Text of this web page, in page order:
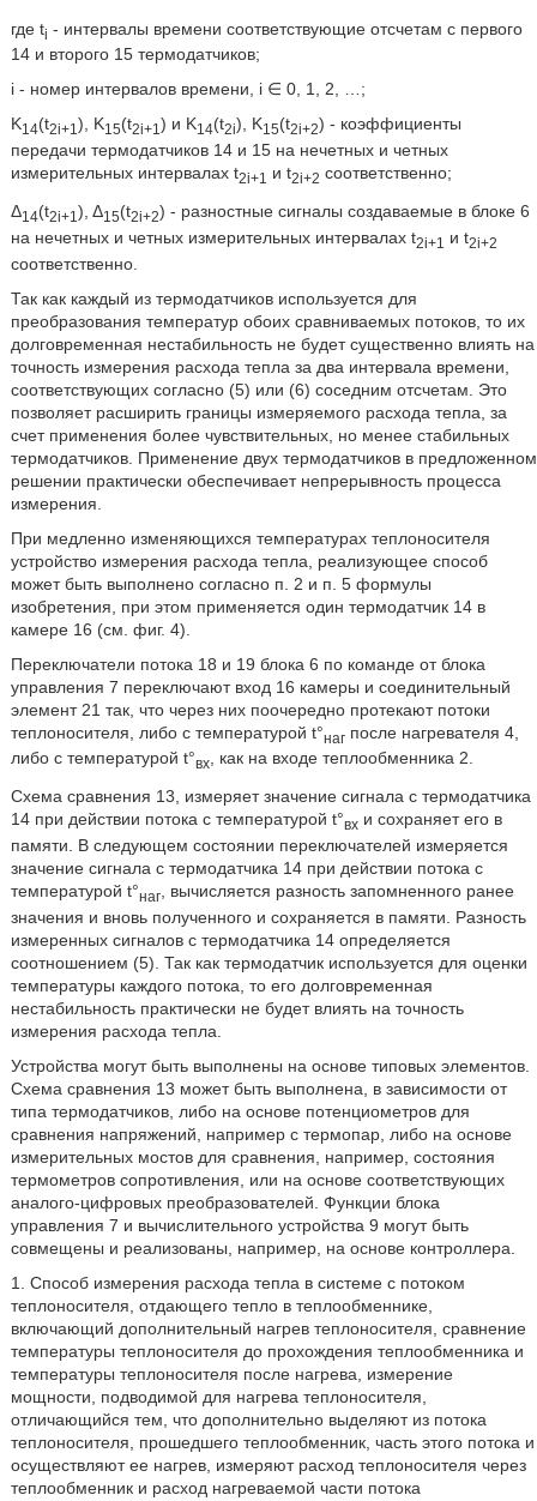
где ti - интервалы времени соответствующие отсчетам с первого
14 и второго 15 термодатчиков;
i - номер интервалов времени, i ∈ 0, 1, 2, …;
K14(t2i+1 ), K15(t2i+1 ) и K14(t2i), K15(t2i+2) - коэффициенты
передачи термодатчиков 14 и 15 на нечетных и четных
измерительных интервалах t2i+1 и t2i+2 соответственно;
Δ14(t2i+1 ), Δ15(t2i+2) - разностные сигналы создаваемые в блоке 6
на нечетных и четных измерительных интервалах t2i+1 и t2i+2
соответственно.
Так как каждый из термодатчиков используется для
преобразования температур обоих сравниваемых потоков, то их
долговременная нестабильность не будет существенно влиять на
точность измерения расхода тепла за два интервала времени,
соответствующих согласно (5) или (6) соседним отсчетам. Это
позволяет расширить границы измеряемого расхода тепла, за
счет применения более чувствительных, но менее стабильных
термодатчиков. Применение двух термодатчиков в предложенном
решении практически обеспечивает непрерывность процесса
измерения.
При медленно изменяющихся температурах теплоносителя
устройство измерения расхода тепла, реализующее способ
может быть выполнено согласно п. 2 и п. 5 формулы
изобретения, при этом применяется один термодатчик 14 в
камере 16 (см. фиг. 4).
Переключатели потока 18 и 19 блока 6 по команде от блока
управления 7 переключают вход 16 камеры и соединительный
элемент 21 так, что через них поочередно протекают потоки
теплоносителя, либо с температурой t°нагпосле нагревателя 4,
либо с температурой t°вх, как на входе теплообменника 2.
Схема сравнения 13, измеряет значение сигнала с термодатчика
14 при действии потока с температурой t°вхи сохраняет его в
памяти. В следующем состоянии переключателей измеряется
значение сигнала с термодатчика 14 при действии потока с
температурой t°наг, вычисляется разность запомненного ранее
значения и вновь полученного и сохраняется в памяти. Разность
измеренных сигналов с термодатчика 14 определяется
соотношением (5). Так как термодатчик используется для оценки
температуры каждого потока, то его долговременная
нестабильность практически не будет влиять на точность
измерения расхода тепла.
Устройства могут быть выполнены на основе типовых элементов.
Схема сравнения 13 может быть выполнена, в зависимости от
типа термодатчиков, либо на основе потенциометров для
сравнения напряжений, например с термопар, либо на основе
измерительных мостов для сравнения, например, состояния
термометров сопротивления, или на основе соответствующих
аналого-цифровых преобразователей. Функции блока
управления 7 и вычислительного устройства 9 могут быть
совмещены и реализованы, например, на основе контроллера.
1. Способ измерения расхода тепла в системе с потоком
теплоносителя, отдающего тепло в теплообменнике,
включающий дополнительный нагрев теплоносителя, сравнение
температуры теплоносителя до прохождения теплообменника и
температуры теплоносителя после нагрева, измерение
мощности, подводимой для нагрева теплоносителя,
отличающийся тем, что дополнительно выделяют из потока
теплоносителя, прошедшего теплообменник, часть этого потока и
осуществляют ее нагрев, измеряют расход теплоносителя через
теплообменник и расход нагреваемой части потока